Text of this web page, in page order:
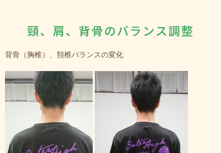
頸、肩、背骨のバランス調整
背骨（胸椎）、頚椎バランスの変化